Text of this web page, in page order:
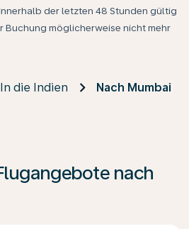
der letzten 48 Stunden gültig
Buchung möglicherweise nicht mehr
In die Indien Nach Mumbai
nach